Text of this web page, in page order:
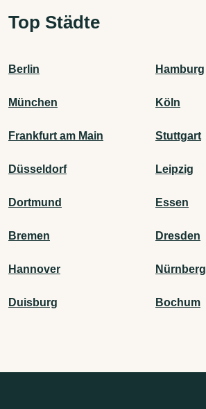
Top Städte
Berlin Hamburg
München Köln
Frankfurt am Main Stuttgart
Düsseldorf Leipzig
Dortmund Essen
Bremen Dresden
Hannover Nürnberg
Duisburg Bochum